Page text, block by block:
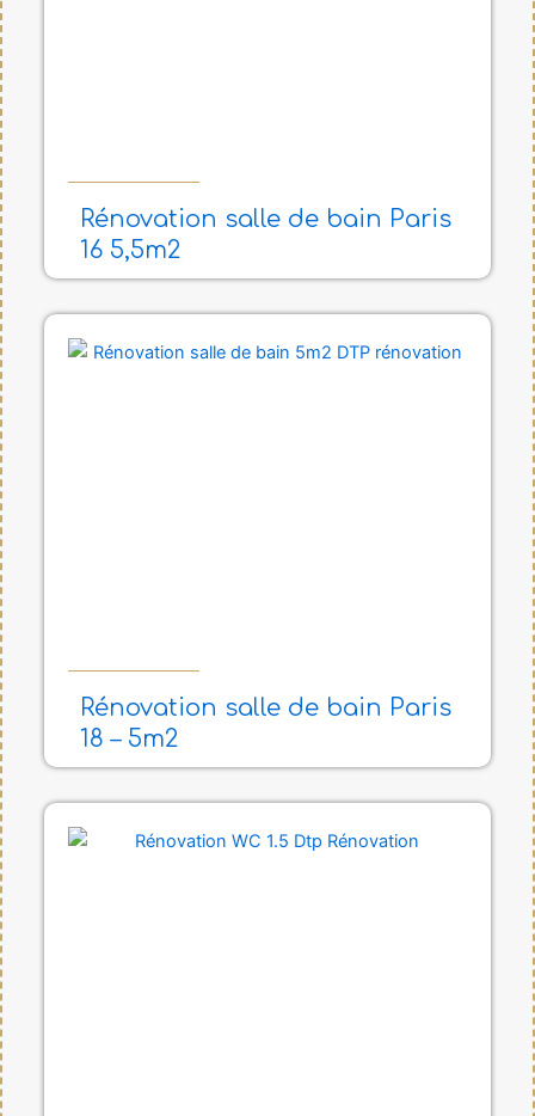
Rénovation salle de bain Paris
16 5,5m2
Rénovation salle de bain Paris
18 – 5m2